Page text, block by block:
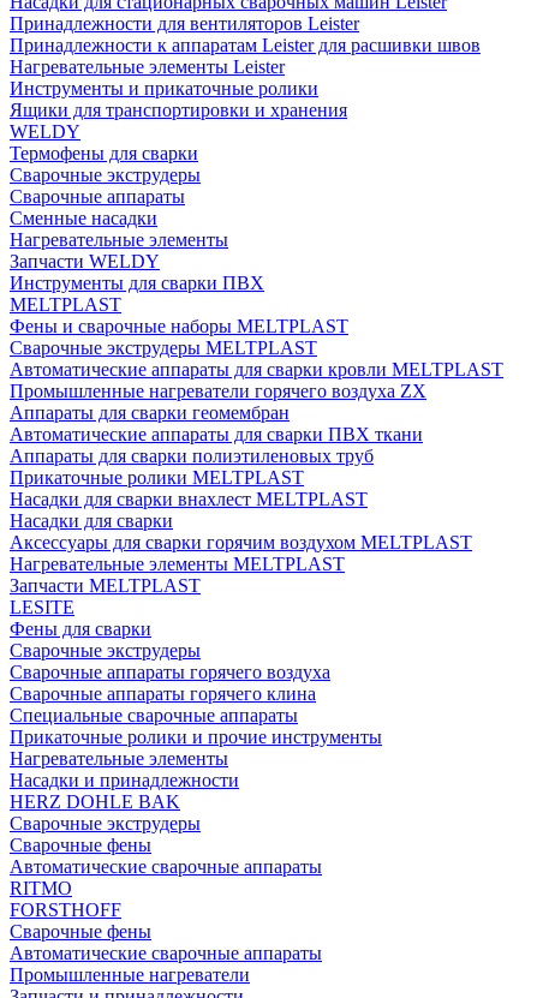
Принадлежности для вентиляторов Leister
Принадлежности к аппаратам Leister для расшивки швов
Нагревательные элементы Leister
Инструменты и прикаточные ролики
Ящики для транспортировки и хранения
WELDY
Термофены для сварки
Сварочные экструдеры
Сварочные аппараты
Сменные насадки
Нагревательные элементы
Запчасти WELDY
Инструменты для сварки ПВХ
MELTPLAST
Фены и сварочные наборы MELTPLAST
Сварочные экструдеры MELTPLAST
Автоматические аппараты для сварки кровли MELTPLAST
Промышленные нагреватели горячего воздуха ZX
Аппараты для сварки геомембран
Автоматические аппараты для сварки ПВХ ткани
Аппараты для сварки полиэтиленовых труб
Прикаточные ролики MELTPLAST
Насадки для сварки внахлест MELTPLAST
Насадки для сварки
Аксессуары для сварки горячим воздухом MELTPLAST
Нагревательные элементы MELTPLAST
Запчасти MELTPLAST
LESITE
Фены для сварки
Сварочные экструдеры
Сварочные аппараты горячего воздуха
Сварочные аппараты горячего клина
Специальные сварочные аппараты
Прикаточные ролики и прочие инструменты
Нагревательные элементы
Насадки и принадлежности
HERZ DOHLE BAK
Сварочные экструдеры
Сварочные фены
Автоматические сварочные аппараты
RITMO
FORSTHOFF
Сварочные фены
Автоматические сварочные аппараты
Промышленные нагреватели